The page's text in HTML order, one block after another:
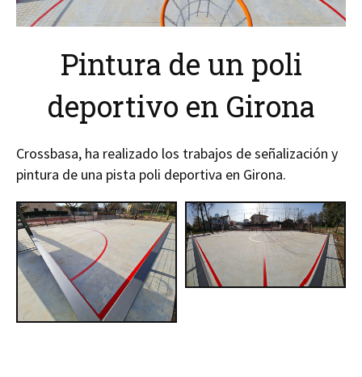
Pintura de un poli
deportivo en Girona
Crossbasa, ha realizado los trabajos de señalización y
pintura de una pista poli deportiva en Girona.